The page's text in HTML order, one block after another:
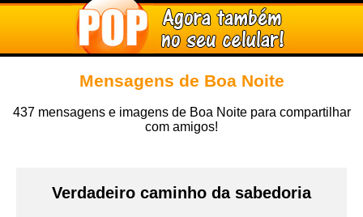
Mensagens de Boa Noite
437 mensagens e imagens de Boa Noite para compartilhar
com amigos!
Verdadeiro caminho da sabedoria